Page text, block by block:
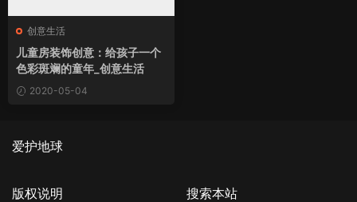
创意生活
儿童房装饰创意：给孩子一个
色彩斑斓的童年_创意生活
2020-05-04
爱护地球
版权说明 搜索本站